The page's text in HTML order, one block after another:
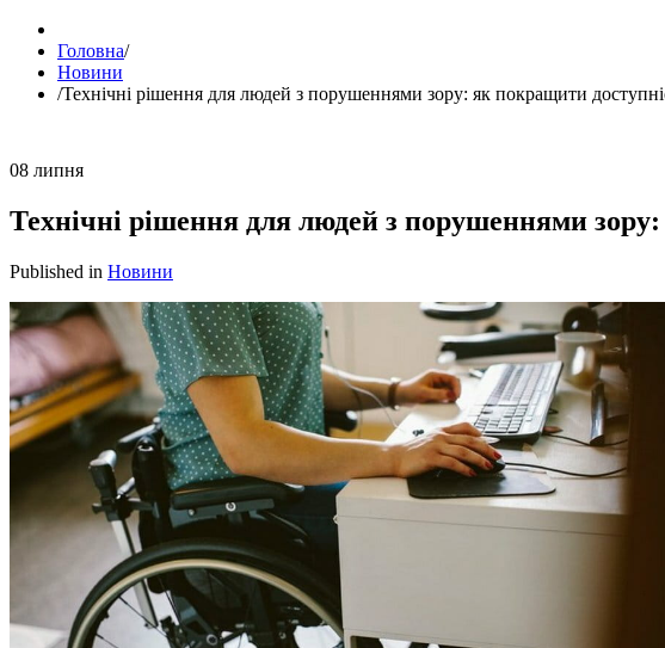
Головна/
Новини
/Технічні рішення для людей з порушеннями зору: як покращити
08 липня
Технічні рішення для людей з порушеннями
Published in Новини